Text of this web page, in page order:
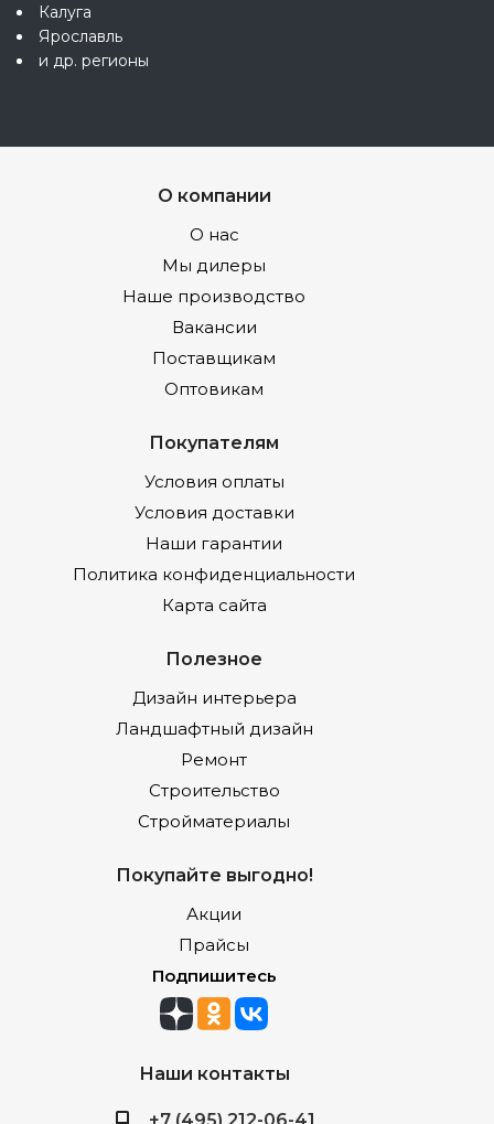
Калуга
Ярославль
и др. регионы
О компании
О нас
Мы дилеры
Наше производство
Вакансии
Поставщикам
Оптовикам
Покупателям
Условия оплаты
Условия доставки
Наши гарантии
Политика конфиденциальности
Карта сайта
Полезное
Дизайн интерьера
Ландшафтный дизайн
Ремонт
Строительство
Стройматериалы
Покупайте выгодно!
Акции
Прайсы
Подпишитесь
Наши контакты
+7 (495) 212-06-41